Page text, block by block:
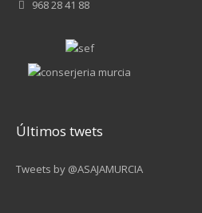
968 28 41 88
Últimos twets
Tweets by @ASAJAMURCIA